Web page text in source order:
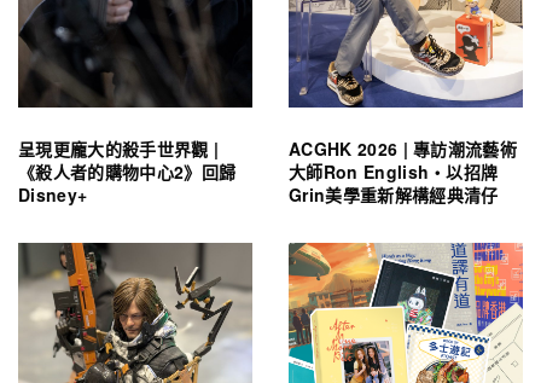
呈現更龐大的殺手世界觀 |
《殺人者的購物中心2》回歸
Disney+
ACGHK 2026 | 專訪潮流藝術
大師Ron English・以招牌
Grin美學重新解構經典清仔